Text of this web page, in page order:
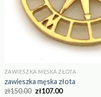
ZAWIESZKA MĘSKA ZŁOTA
zawieszka męska złota
zł150.00 zł107.00